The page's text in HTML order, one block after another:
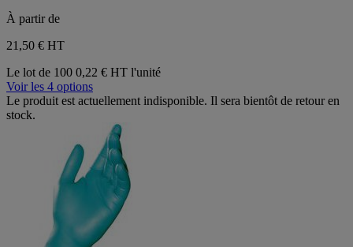
À partir de
21,50 € HT
Le lot de 100 0,22 € HT l'unité
Voir les 4 options
Le produit est actuellement indisponible. Il sera bientôt de retour en
stock.